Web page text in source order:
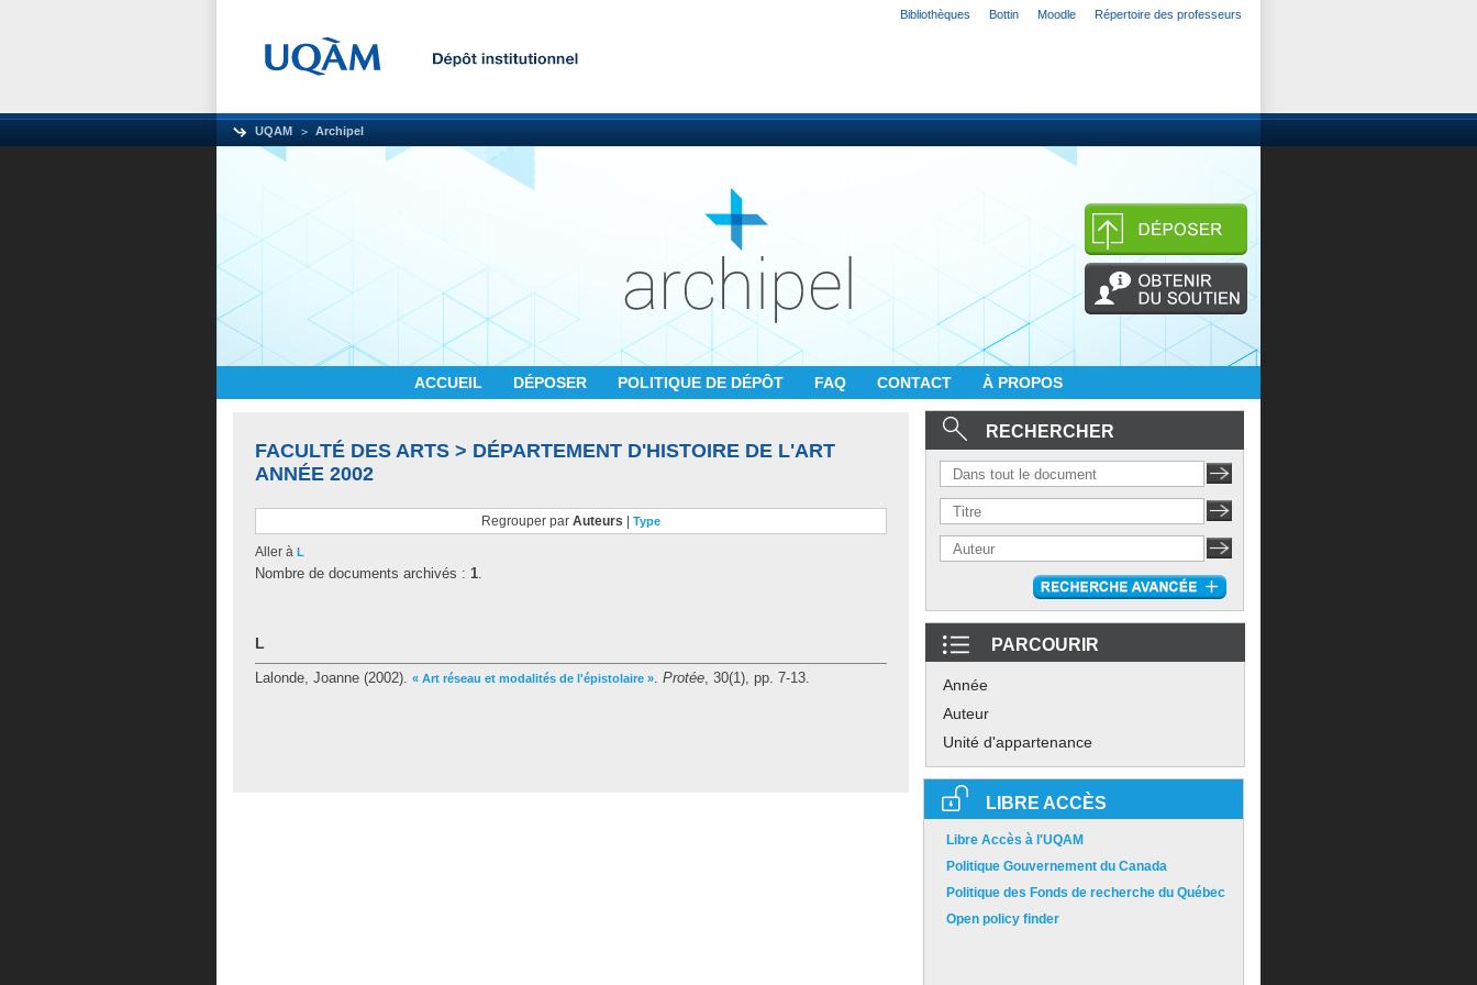
Bibliothèques Bottin Moodle Répertoire des professeurs
UQAM Archipel
ACCUEIL DÉPOSER POLITIQUE DE DÉPÔT FAQ CONTACT À PROPOS
FACULTÉ DES ARTS > DÉPARTEMENT D'HISTOIRE DE L'ART
ANNÉE 2002
Regrouper par Auteurs Type
Aller à L
Nombre de documents archivés : 1.
L
Lalonde, Joanne (2002). « Art réseau et modalités de l'épistolaire ». Protée, 30(1), pp. 7-13.
RECHERCHER
PARCOURIR
Année
Auteur
Unité d'appartenance
LIBRE ACCÈS
Libre Accès à l'UQAM
Politique Gouvernement du Canada
Politique des Fonds de recherche du Québec
Open policy finder